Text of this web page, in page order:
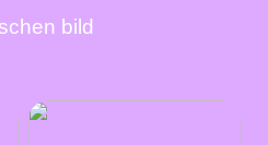
bild